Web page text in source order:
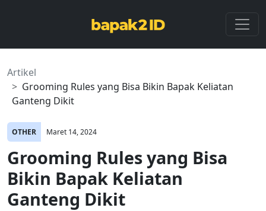
Artikel
Grooming Rules yang Bisa Bikin Bapak Keliatan
Ganteng Dikit
OTHER Maret 14, 2024
Grooming Rules yang Bisa
Bikin Bapak Keliatan
Ganteng Dikit